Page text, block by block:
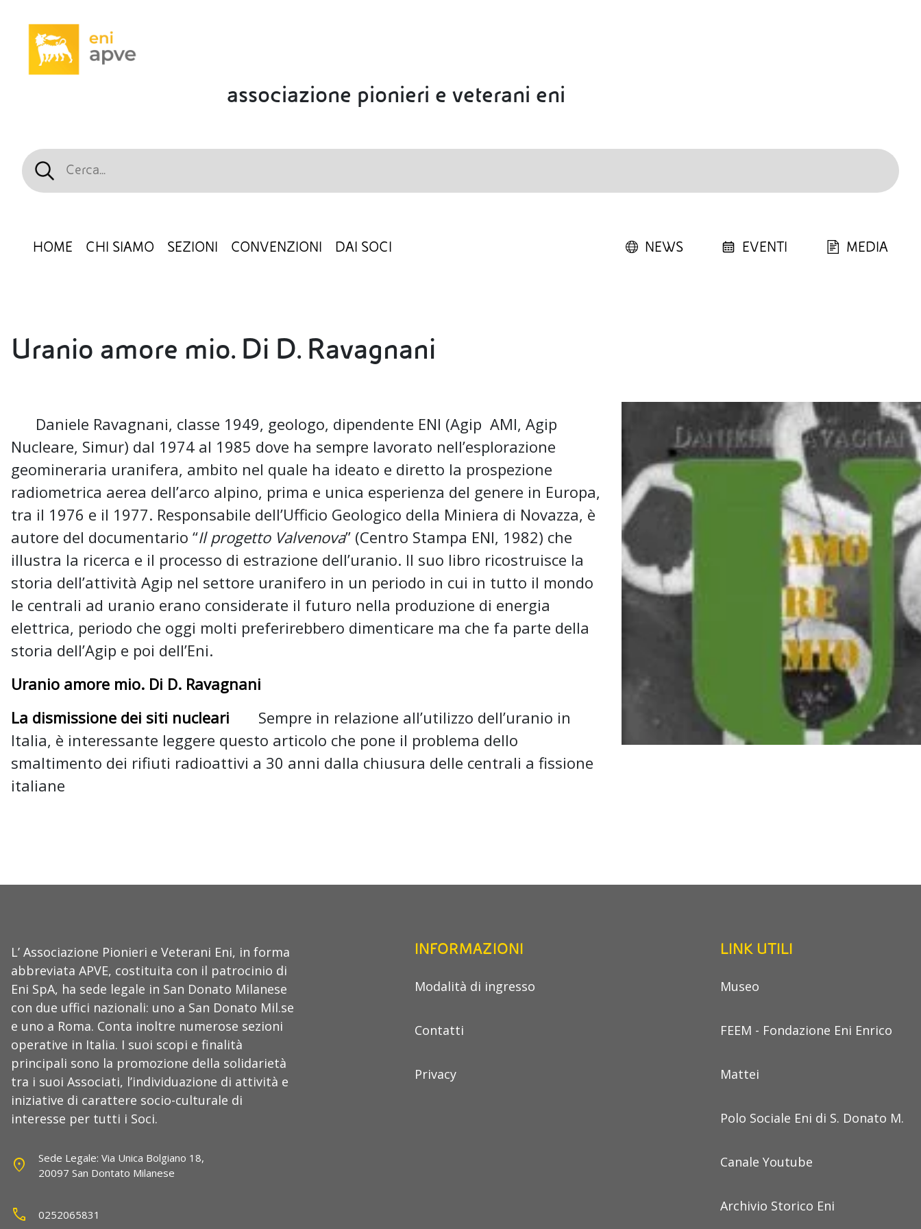
associazione pionieri e veterani eni
HOME CHI SIAMO SEZIONI CONVENZIONI DAI SOCI NEWS EVENTI MEDIA
Uranio amore mio. Di D. Ravagnani
Daniele Ravagnani, classe 1949, geologo, dipendente ENI (Agip AMI, Agip
Nucleare, Simur) dal 1974 al 1985 dove ha sempre lavorato nell’esplorazione
geomineraria uranifera, ambito nel quale ha ideato e diretto la prospezione
radiometrica aerea dell’arco alpino, prima e unica esperienza del genere in Europa,
tra il 1976 e il 1977. Responsabile dell’Ufficio Geologico della Miniera di Novazza, è
autore del documentario “Il progetto Valvenova” (Centro Stampa ENI, 1982) che
illustra la ricerca e il processo di estrazione dell’uranio. Il suo libro ricostruisce la
storia dell’attività Agip nel settore uranifero in un periodo in cui in tutto il mondo
le centrali ad uranio erano considerate il futuro nella produzione di energia
elettrica, periodo che oggi molti preferirebbero dimenticare ma che fa parte della
storia dell’Agip e poi dell’Eni.
Uranio amore mio. Di D. Ravagnani
La dismissione dei siti nucleari Sempre in relazione all’utilizzo dell’uranio in
Italia, è interessante leggere questo articolo che pone il problema dello
smaltimento dei rifiuti radioattivi a 30 anni dalla chiusura delle centrali a fissione
italiane
L’ Associazione Pionieri e Veterani Eni, in forma
abbreviata APVE, costituita con il patrocinio di
Eni SpA, ha sede legale in San Donato Milanese
con due uffici nazionali: uno a San Donato Mil.se
e uno a Roma. Conta inoltre numerose sezioni
operative in Italia. I suoi scopi e finalità
principali sono la promozione della solidarietà
tra i suoi Associati, l’individuazione di attività e
iniziative di carattere socio-culturale di
interesse per tutti i Soci.
location_on
Sede Legale: Via Unica Bolgiano 18,
20097 San Dontato Milanese
call 0252065831
INFORMAZIONI
Modalità di ingresso
Contatti
Privacy
LINK UTILI
Museo
FEEM - Fondazione Eni Enrico
Mattei
Polo Sociale Eni di S. Donato M.
Canale Youtube
Archivio Storico Eni